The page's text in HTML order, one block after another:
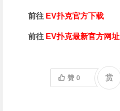
前往 EV扑克官方下载
前往 EV扑克最新官方网址
赞0 赏